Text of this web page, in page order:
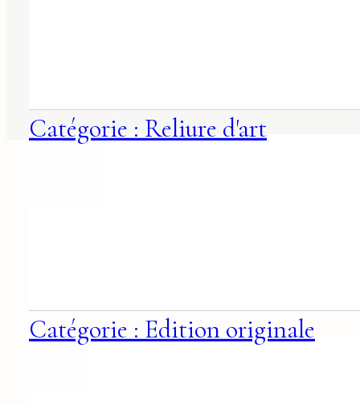
Catégorie : Reliure d'art
Catégorie : Edition originale